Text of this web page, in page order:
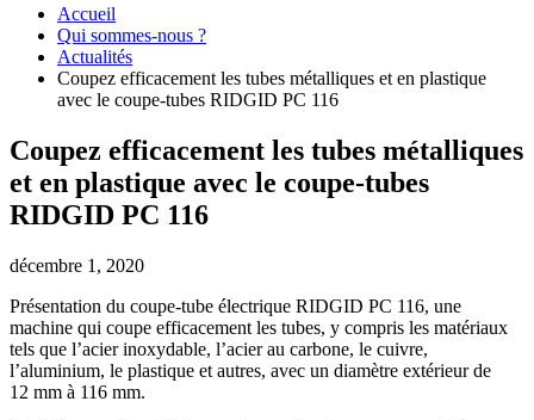
Accueil
Qui sommes-nous ?
Actualités
Coupez efficacement les tubes métalliques et en plastique
avec le coupe-tubes RIDGID PC 116
Coupez efficacement les tubes métalliques
et en plastique avec le coupe-tubes
RIDGID PC 116
décembre 1, 2020
Présentation du coupe-tube électrique RIDGID PC 116, une
machine qui coupe efficacement les tubes, y compris les matériaux
tels que l’acier inoxydable, l’acier au carbone, le cuivre,
l’aluminium, le plastique et autres, avec un diamètre extérieur de
12 mm à 116 mm.